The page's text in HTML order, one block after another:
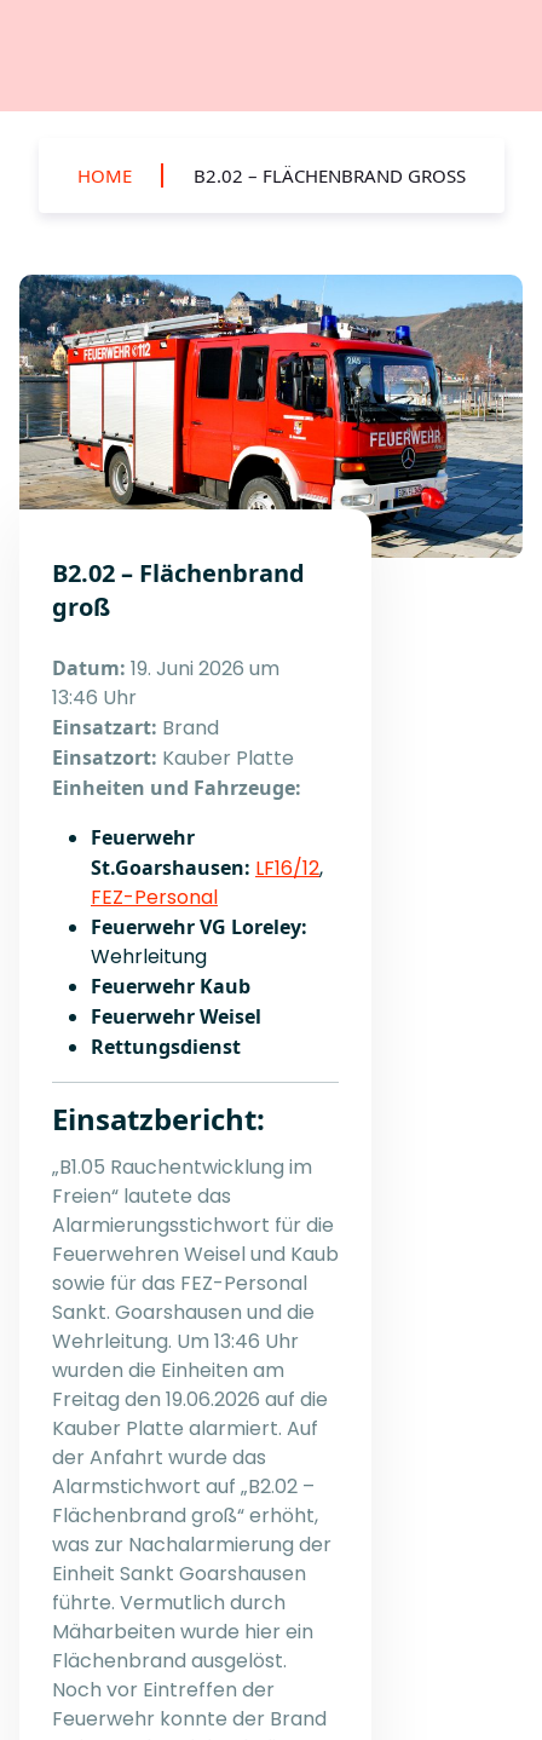
HOME B2.02 – FLÄCHENBRAND GROSS
B2.02 – Flächenbrand
groß
Datum: 19. Juni 2026 um
13:46 Uhr
Einsatzart: Brand
Einsatzort: Kauber Platte
Einheiten und Fahrzeuge:
Feuerwehr
St.Goarshausen: LF16/12,
FEZ-Personal
Feuerwehr VG Loreley:
Wehrleitung
Feuerwehr Kaub
Feuerwehr Weisel
Rettungsdienst
Einsatzbericht:
„B1.05 Rauchentwicklung im
Freien“ lautete das
Alarmierungsstichwort für die
Feuerwehren Weisel und Kaub
sowie für das FEZ-Personal
Sankt. Goarshausen und die
Wehrleitung. Um 13:46 Uhr
wurden die Einheiten am
Freitag den 19.06.2026 auf die
Kauber Platte alarmiert. Auf
der Anfahrt wurde das
Alarmstichwort auf „B2.02 –
Flächenbrand groß“ erhöht,
was zur Nachalarmierung der
Einheit Sankt Goarshausen
führte. Vermutlich durch
Mäharbeiten wurde hier ein
Flächenbrand ausgelöst.
Noch vor Eintreffen der
Feuerwehr konnte der Brand